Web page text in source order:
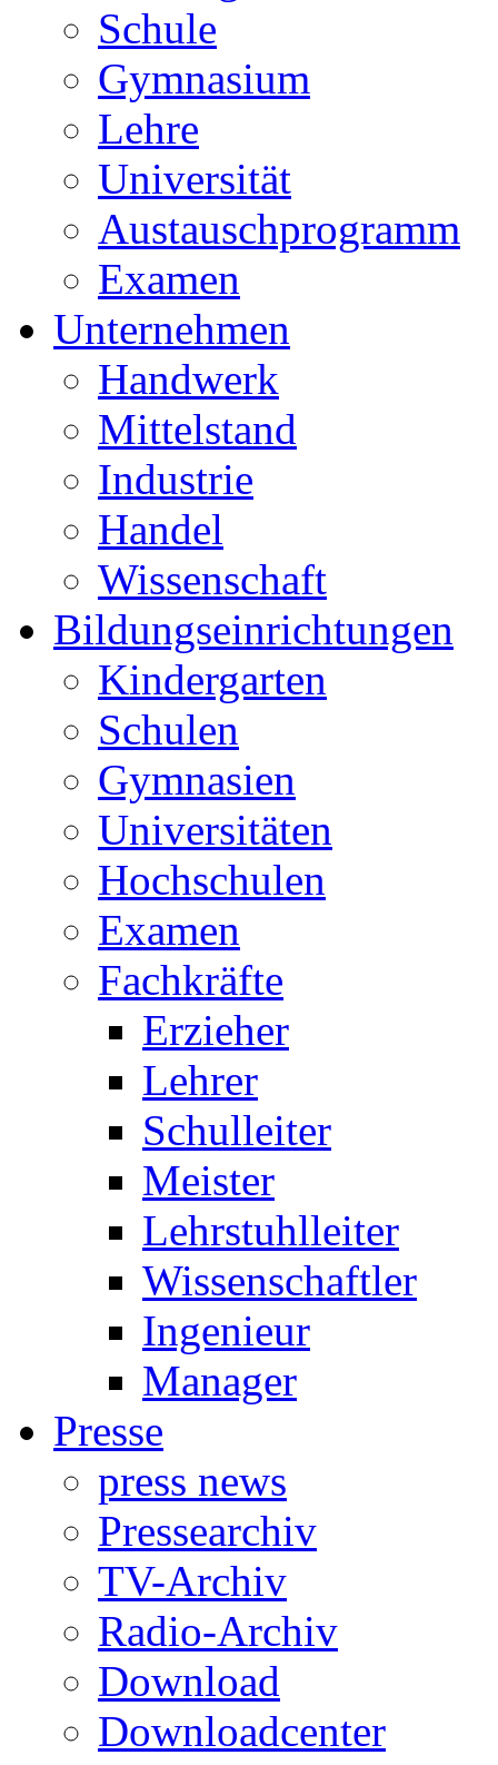
Schule
Gymnasium
Lehre
Universität
Austauschprogramm
Examen
Unternehmen
Handwerk
Mittelstand
Industrie
Handel
Wissenschaft
Bildungseinrichtungen
Kindergarten
Schulen
Gymnasien
Universitäten
Hochschulen
Examen
Fachkräfte
Erzieher
Lehrer
Schulleiter
Meister
Lehrstuhlleiter
Wissenschaftler
Ingenieur
Manager
Presse
press news
Pressearchiv
TV-Archiv
Radio-Archiv
Download
Downloadcenter